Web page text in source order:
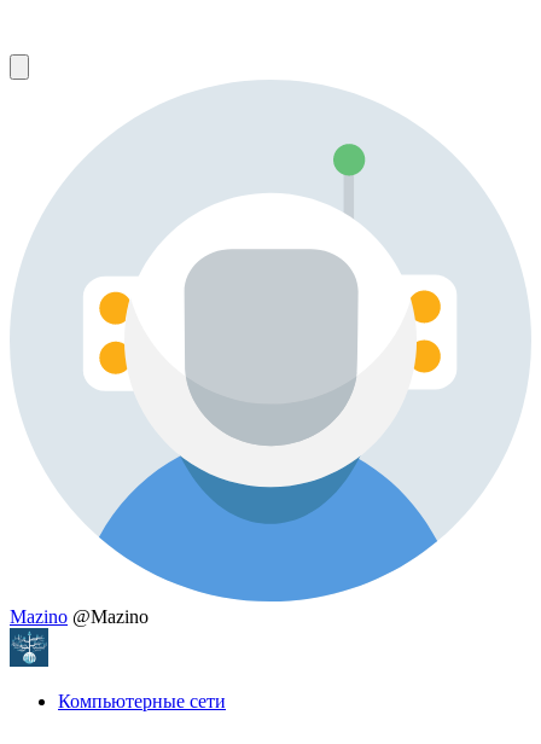
Mazino @Mazino
Компьютерные сети